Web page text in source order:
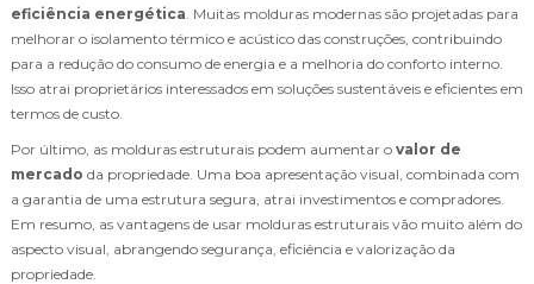
eficiência energética . Muitas molduras modernas são projetadas para
melhorar o isolamento térmico e acústico das construções, contribuindo
para a redução do consumo de energia e a melhoria do conforto interno.
Isso atrai proprietários interessados em soluções sustentáveis e eficientes em
termos de custo.
Por último, as molduras estruturais podem aumentar o valor de
mercado da propriedade. Uma boa apresentação visual, combinada com
a garantia de uma estrutura segura, atrai investimentos e compradores.
Em resumo, as vantagens de usar molduras estruturais vão muito além do
aspecto visual, abrangendo segurança, eficiência e valorização da
propriedade.